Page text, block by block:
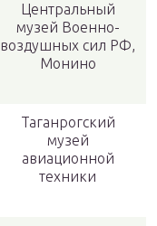
Центральный
музей Военно-
воздушных сил РФ,
Монино
Таганрогский
музей
авиационной
техники